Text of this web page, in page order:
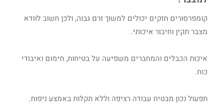
קומפרסורים חזקים יכולים למשוך זרם גבוה, ולכן חשוב לוודא
מצבר תקין וחיבור איכותי.
איכות הכבלים והמחברים משפיעה על בטיחות, חימום ואיבודי
כוח.
תפעול נכון מבטיח עבודה רציפה וללא תקלות באמצע ניפוח.